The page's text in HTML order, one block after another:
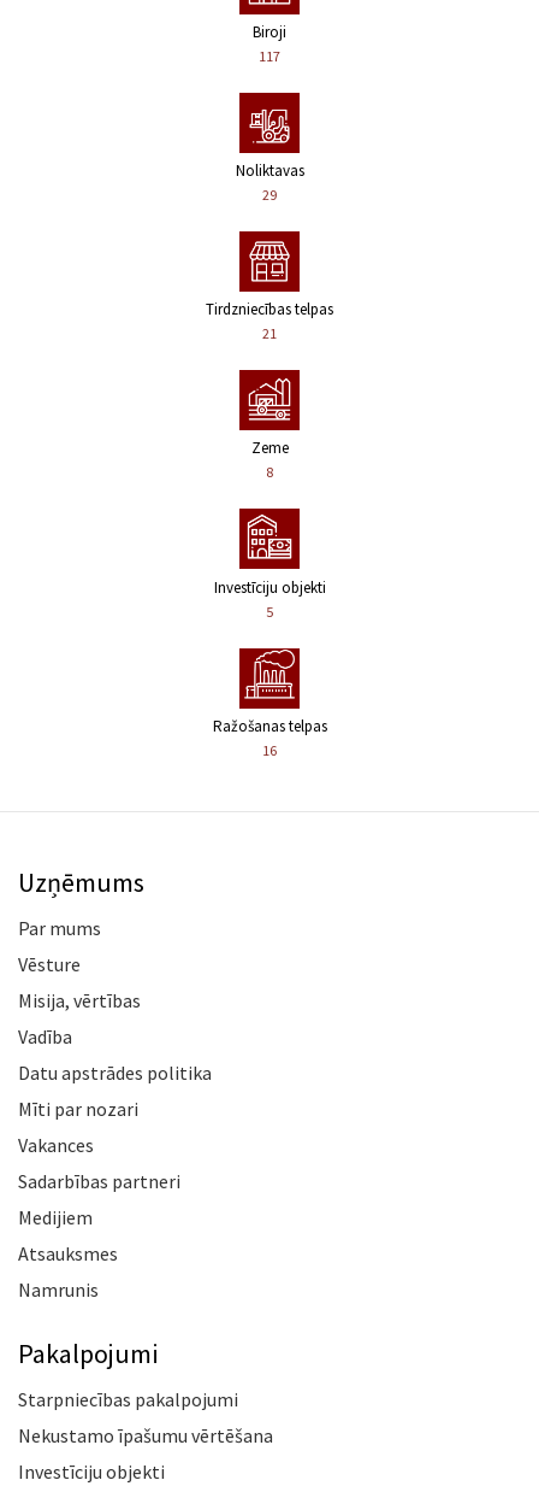
Biroji
117
Noliktavas
29
Tirdzniecības telpas
21
Zeme
8
Investīciju objekti
5
Ražošanas telpas
16
Uzņēmums
Par mums
Vēsture
Misija, vērtības
Vadība
Datu apstrādes politika
Mīti par nozari
Vakances
Sadarbības partneri
Medijiem
Atsauksmes
Namrunis
Pakalpojumi
Starpniecības pakalpojumi
Nekustamo īpašumu vērtēšana
Investīciju objekti